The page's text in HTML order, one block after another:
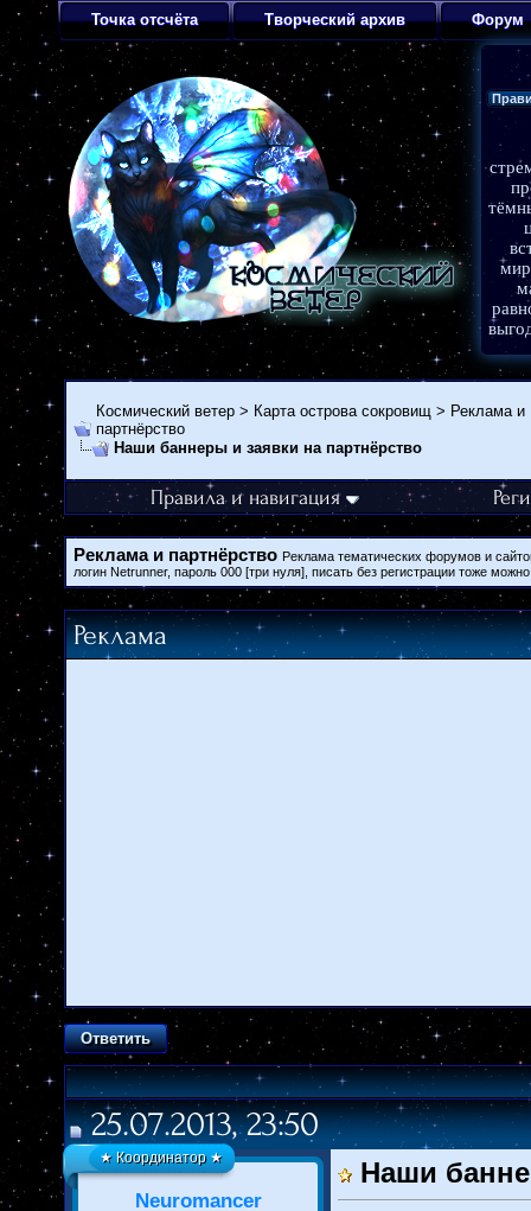
Точка отсчёта Творческий архив Форум
Космический ветер > Карта острова сокровищ > Реклама и
партнёрство
Наши баннеры и заявки на партнёрство
Правила и навигация
Реклама и партнёрство Реклама тематических форумов и
логин Netrunner, пароль 000 [три нуля], писать без регистрации тоже можно
Реклама
Ответить
25.07.2013, 23:50
Neuromancer
★ Координатор ★ Наши